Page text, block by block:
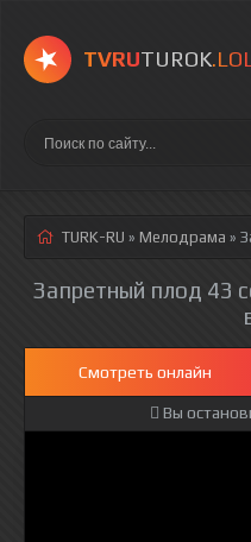
TVRUTUROK.LOL
TURK-RU » Мелодрама »
Запретный плод 43
Смотреть онлайн
Вы